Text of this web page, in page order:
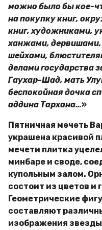
можно было бы кое-
на покупку книг,
книг, художниками,
ханжами,
шейхами,
делами государства
Гаухар-Шад, мать
беспокойная дочка
аддина Тархана…»
Пятничная мечеть
украшена красивой
мечети плитка
минбаре и своде,
купольным залом.
состоит из цветов и
Геометрические
составляют
изображения